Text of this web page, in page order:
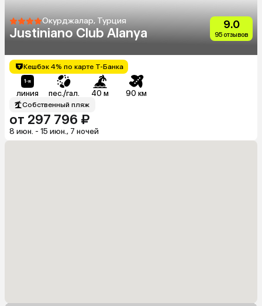
Окурджалар, Турция
Justiniano Club Alanya
9.0
95 отзывов
Кешбэк 4% по карте Т-Банка
линия пес./гал. 40 м 90 км
Собственный пляж
от 297 796 ₽
8 июн. - 15 июн., 7 ночей